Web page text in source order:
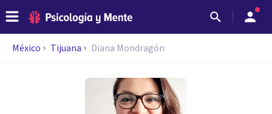
México Tijuana Diana Mondragón